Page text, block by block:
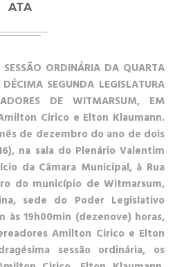
ATA
ORDINÁRIA DA QUARTA
SEGUNDA LEGISLATURA
DE WITMARSUM, EM
Cirico e Elton Klaumann.
de dezembro do ano de dois
na sala do Plenário Valentim
da Câmara Municipal, à Rua
do município de Witmarsum,
sede do Poder Legislativo
às 19h00min (dezenove) horas,
Amilton Cirico e Elton
sessão ordinária, os